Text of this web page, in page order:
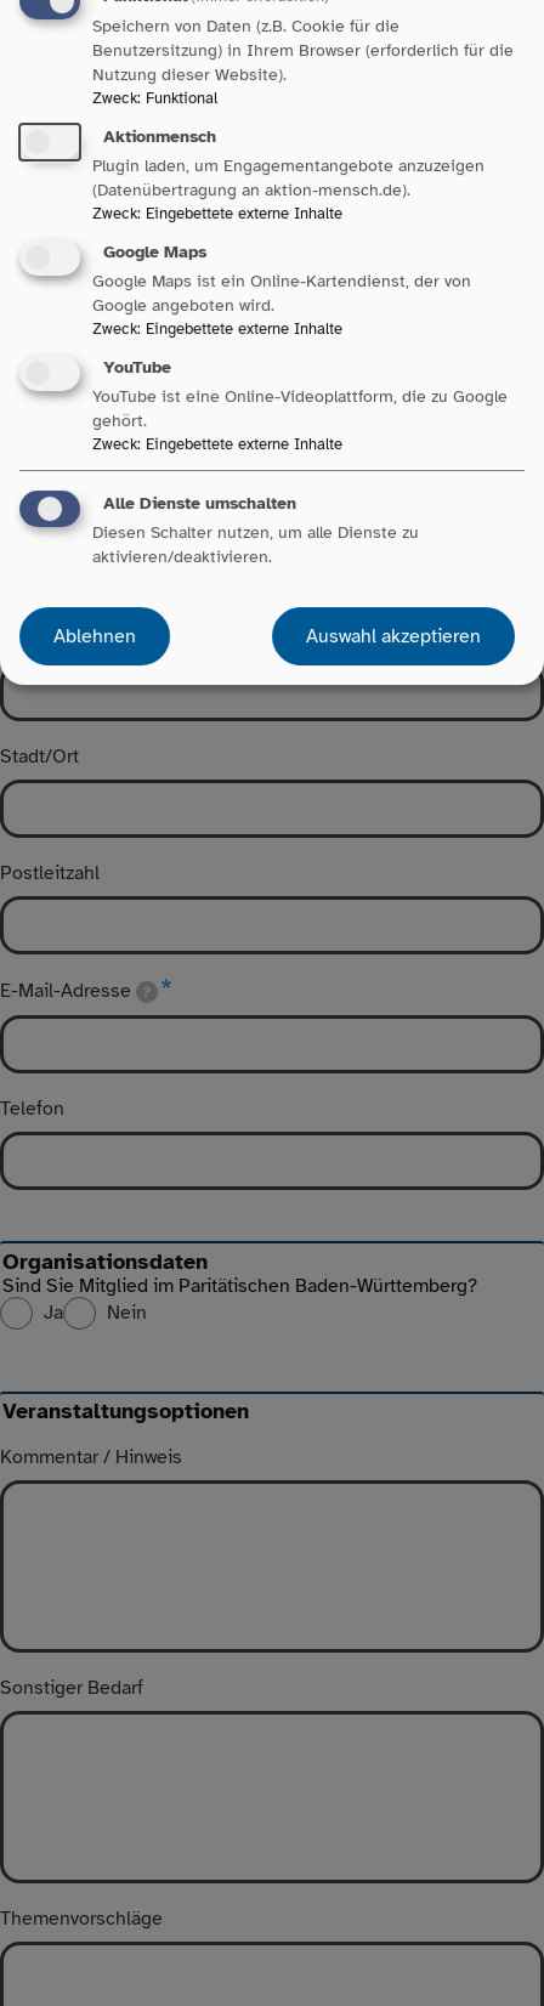
teil.
teil.
Adress- und Kontaktdaten
Name der Einrichtung
Adresse
Straße und Hausnummer
Stadt/Ort
Postleitzahl
E-Mail-Adresse ?
Telefon
Organisationsdaten
Sind Sie Mitglied im Paritätischen Baden-Württemberg?
Ja
Nein
Veranstaltungsoptionen
Kommentar / Hinweis
Sonstiger Bedarf
Themenvorschläge
Speichern von Daten (z.B. Cookie für die
Benutzersitzung) in Ihrem Browser (erforderlich für die
Nutzung dieser Website).
Zweck: Funktional
Aktionmensch
Plugin laden, um Engagementangebote anzuzeigen
(Datenübertragung an aktion-mensch.de).
Zweck: Eingebettete externe Inhalte
Google Maps
Google Maps ist ein Online-Kartendienst, der von
Google angeboten wird.
Zweck: Eingebettete externe Inhalte
YouTube
YouTube ist eine Online-Videoplattform, die zu Google
gehört.
Zweck: Eingebettete externe Inhalte
Alle Dienste umschalten
Diesen Schalter nutzen, um alle Dienste zu
aktivieren/deaktivieren.
Ablehnen Auswahl akzeptieren